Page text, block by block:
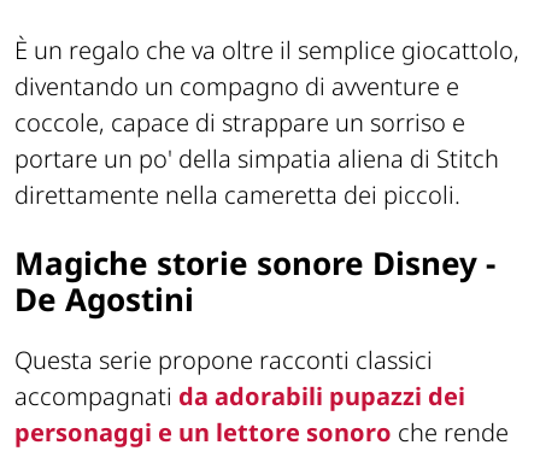
È un regalo che va oltre il semplice giocattolo,
diventando un compagno di avventure e
coccole, capace di strappare un sorriso e
portare un po' della simpatia aliena di Stitch
direttamente nella cameretta dei piccoli.
Magiche storie sonore Disney -
De Agostini
Questa serie propone racconti classici
accompagnati da adorabili pupazzi dei
personaggi e un lettore sonoro che rende